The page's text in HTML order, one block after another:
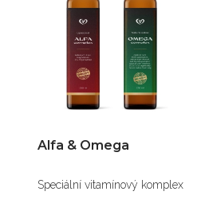
Alfa & Omega
Speciální vitamínový komplex